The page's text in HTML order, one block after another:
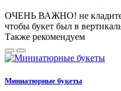
ОЧЕНЬ ВАЖНО! не кладите
чтобы букет был в
Также рекомендуем
Миниатюрные букеты